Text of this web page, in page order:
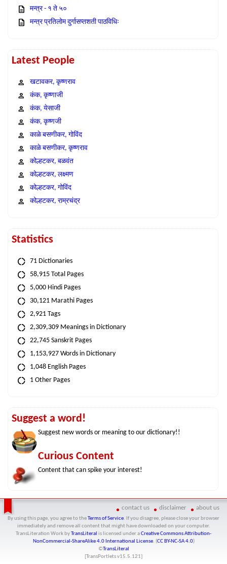
मन्त्र - १ ते ५०
मन्त्र प्रतिलोम दुर्गासप्तशती पाठविधिः
Latest People
खटावकर, कृष्णराव
कंक, कृष्णाजी
कंक, येसाजी
कंक, कृष्णजी
काळे बसणीकर, गोविंद
काळे बसणीकर, कृष्णराव
कोल्हटकर, बळवंत
कोल्हटकर, लक्ष्मण
कोल्हटकर, गोविंद
कोल्हटकर, राम्रचंद्र
Statistics
71 Dictionaries
58,915 Total Pages
5,000 Hindi Pages
30,121 Marathi Pages
2,921 Tags
2,309,309 Meanings in Dictionary
22,745 Sanskrit Pages
1,153,927 Words in Dictionary
1,048 English Pages
1 Other Pages
Suggest a word!
Suggest new words or meaning to our dictionary!!
Curious Content
Content that can spike your interest!
contact us disclaimer about us
By using this page, you agree to theTerms of Service. If you disagree, please close your browser
immediately and remove all content that might have downloaded on your computer.
TransLiteration Work byTransLiteral is licensed under aCreative Commons Attribution-
NonCommercial-ShareAlike 4.0 International License. (CC BY-NC-SA 4.0)
©TransLiteral
[TransPortlets v15.5.121]